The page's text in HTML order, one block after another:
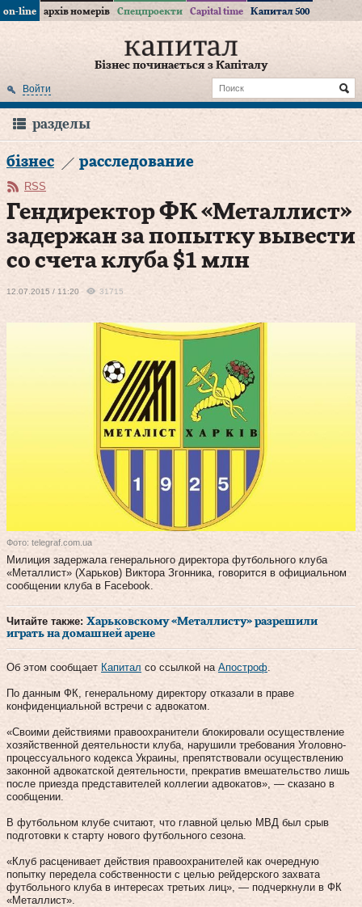
on-line архів номерів Спецпроекти Capital time Капитал 500
Бізнес починається з Капіталу
Войти
разделы
бізнес расследование
RSS
Гендиректор ФК «Металлист»
задержан за попытку вывести
со счета клуба $1 млн
12.07.2015 / 11:20 31715
Фото: telegraf.com.ua
Милиция задержала генерального директора футбольного клуба
«Металлист» (Харьков) Виктора Згонника, говорится в официальном
сообщении клуба в Facebook.
Читайте также: Харьковскому «Металлисту» разрешили
играть на домашней арене
Об этом сообщает Капитал со ссылкой на Апостроф
По данным ФК, генеральному директору отказали в праве
конфиденциальной встречи с адвокатом.
«Своими действиями правоохранители блокировали осуществление
хозяйственной деятельности клуба, нарушили требования Уголовно-
процессуального кодекса Украины, препятствовали осуществлению
законной адвокатской деятельности, прекратив вмешательство лишь
после приезда представителей коллегии адвокатов», — сказано в
сообщении.
В футбольном клубе считают, что главной целью МВД был срыв
подготовки к старту нового футбольного сезона.
«Клуб расценивает действия правоохранителей как очередную
попытку передела собственности с целью рейдерского захвата
футбольного клуба в интересах третьих лиц», — подчеркнули в ФК
«Металлист».